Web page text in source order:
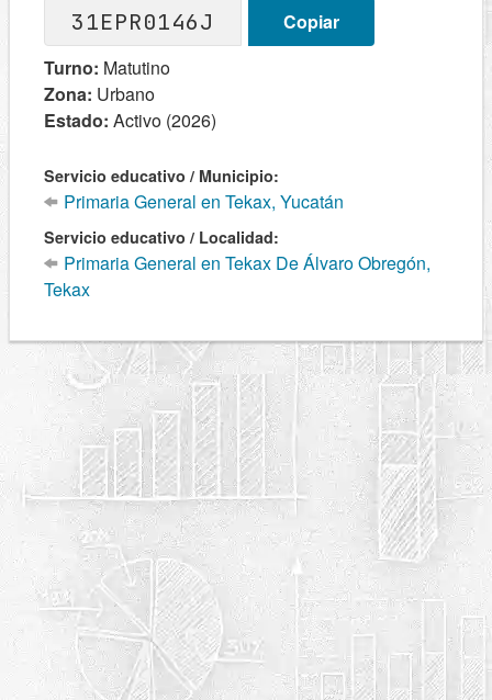
31EPR0146J
Copiar
Turno: Matutino
Zona: Urbano
Estado: Activo (2026)
Servicio educativo / Municipio:
Primaria General en Tekax, Yucatán
Servicio educativo / Localidad:
Primaria General en Tekax De Álvaro Obregón,
Tekax